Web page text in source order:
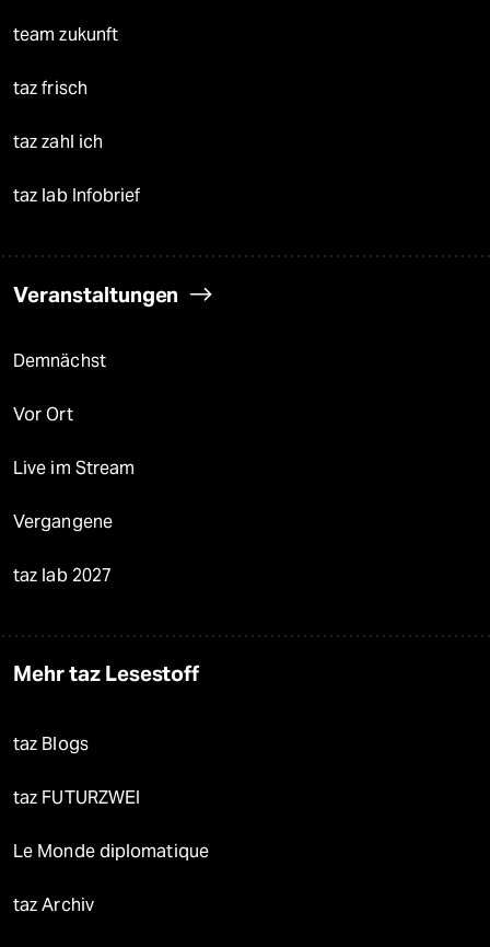
team zukunft
taz frisch
taz zahl ich
taz lab Infobrief
Veranstaltungen
Demnächst
Vor Ort
Live im Stream
Vergangene
taz lab 2027
Mehr taz Lesestoff
taz Blogs
taz FUTURZWEI
Le Monde diplomatique
taz Archiv